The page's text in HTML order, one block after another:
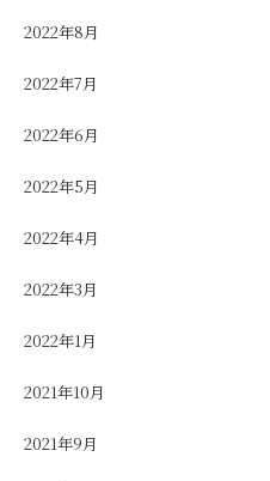
2022年8月
2022年7月
2022年6月
2022年5月
2022年4月
2022年3月
2022年1月
2021年10月
2021年9月